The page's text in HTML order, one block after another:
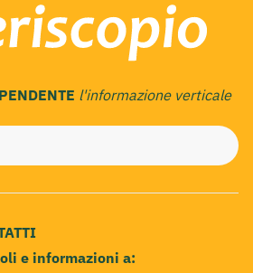
l'informazione verticale
e informazioni a: